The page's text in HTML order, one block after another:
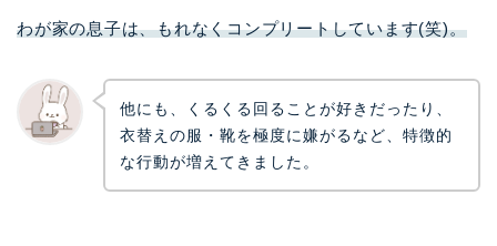
わが家の息子は、もれなくコンプリートしています(笑)。
他にも、くるくる回ることが好きだったり、
衣替えの服・靴を極度に嫌がるなど、特徴的
な行動が増えてきました。